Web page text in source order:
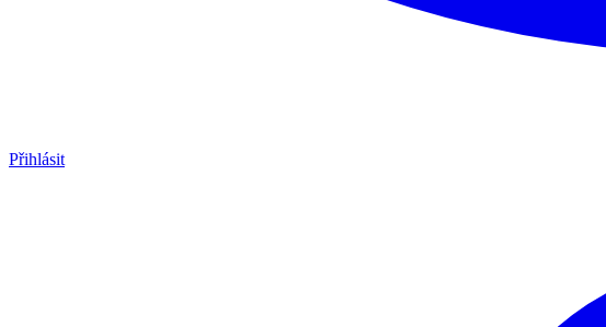
Přihlásit